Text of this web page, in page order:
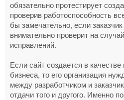
обязательно протестирует
проверив работоспособность
бы замечательно, если
внимательно проверит на
исправлений.
Если сайт создается в
бизнеса, то его организация
между разработчиком и
отдачи того и другого. Именно